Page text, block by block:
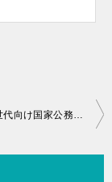
2021氷河期世代向け国家公務員試験自己採点結果